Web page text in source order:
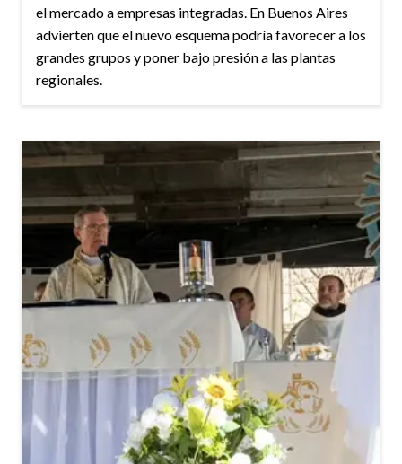
el mercado a empresas integradas. En Buenos Aires
advierten que el nuevo esquema podría favorecer a los
grandes grupos y poner bajo presión a las plantas
regionales.